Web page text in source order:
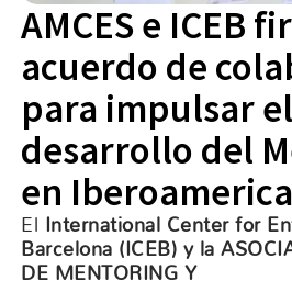
AMCES e ICEB
acuerdo de
para impulsar el
desarrollo del
en
El International Center for
Barcelona (ICEB) y la
DE MENTORING Y